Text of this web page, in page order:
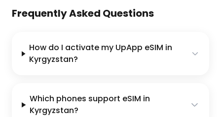
Frequently Asked Questions
How do I activate my UpApp eSIM in
Kyrgyzstan?
Which phones support eSIM in
Kyrgyzstan?